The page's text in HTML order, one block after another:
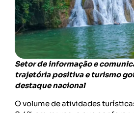
Setor de informação e
trajetória positiva e turismo
destaque nacional
O volume de atividades